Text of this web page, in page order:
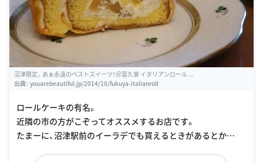
沼津限定。あぁ永遠のベストスイーツ！＠冨久家 イタリアンロール ...
出典： youarebeautiful.jp/2014/10/fukuya-italianroll
ロールケーキの有名。
近隣の市の方がこぞってオススメするお店です。
たまーに、沼津駅前のイーラデでも買えるときがあるとか…